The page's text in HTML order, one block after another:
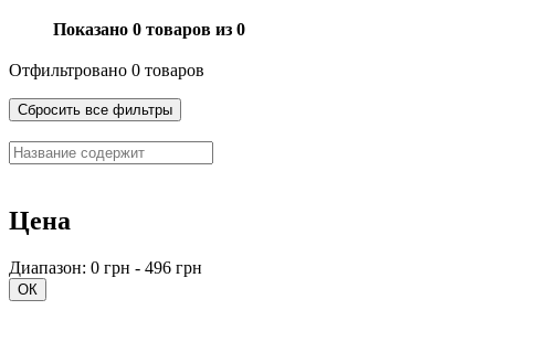
Показано 0 товаров из 0
Отфильтровано 0 товаров
Сбросить все фильтры
Цена
Диапазон: 0 грн - 496 грн
ОК